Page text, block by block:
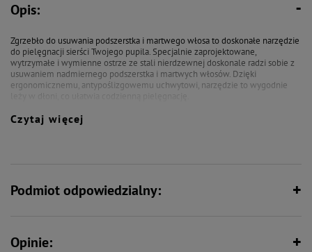
Opis:
Zgrzebło do usuwania podszerstka i martwego włosa to doskonałe narzędzie
do pielęgnacji sierści Twojego pupila. Specjalnie zaprojektowane,
wytrzymałe i wymienne ostrze ze stali nierdzewnej doskonale radzi sobie z
usuwaniem nadmiernego podszerstka i martwych włosów. Dzięki
ergonomicznemu, antypoślizgowemu uchwytowi, narzędzie to wygodnie
Ostrze wykonane ze stali nierdzewnej zapewnia długą żywotność produktu i
Wielkość:
Czytaj więcej
Podmiot odpowiedzialny:
Opinie: